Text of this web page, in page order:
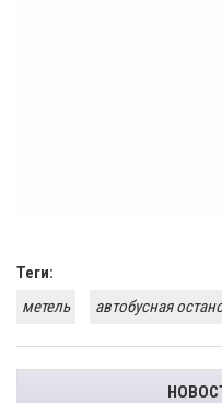
Теги:
метель
автобусная